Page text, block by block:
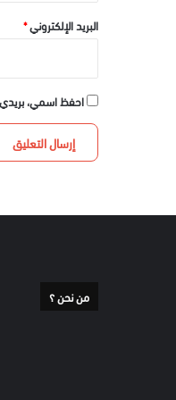
البريد الإلكتروني*
احفظ اسمي، بريدي
من نحن ؟